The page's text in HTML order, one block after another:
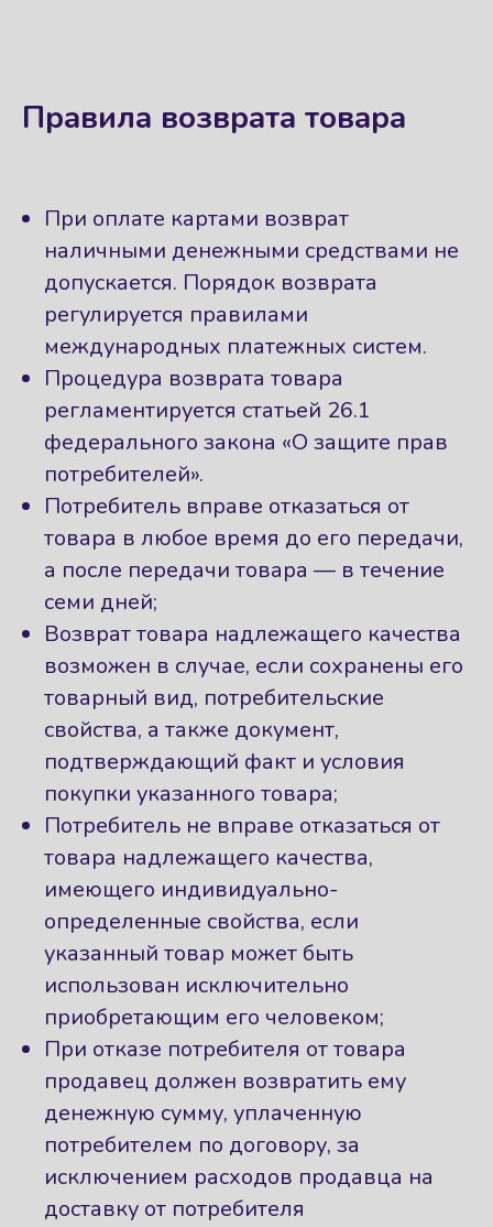
Правила возврата товара
При оплате картами возврат
наличными денежными средствами не
допускается. Порядок возврата
регулируется правилами
международных платежных систем.
Процедура возврата товара
регламентируется статьей 26.1
федерального закона «О защите прав
потребителей».
Потребитель вправе отказаться от
товара в любое время до его передачи,
а после передачи товара — в течение
семи дней;
Возврат товара надлежащего качества
возможен в случае, если сохранены его
товарный вид, потребительские
свойства, а также документ,
подтверждающий факт и условия
покупки указанного товара;
Потребитель не вправе отказаться от
товара надлежащего качества,
имеющего индивидуально-
определенные свойства, если
указанный товар может быть
использован исключительно
приобретающим его человеком;
При отказе потребителя от товара
продавец должен возвратить ему
денежную сумму, уплаченную
потребителем по договору, за
исключением расходов продавца на
доставку от потребителя